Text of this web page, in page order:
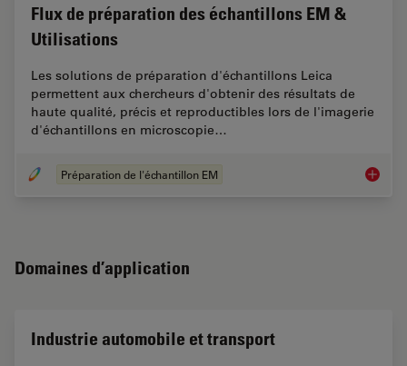
Flux de préparation des échantillons EM &
Utilisations
Les solutions de préparation d'échantillons Leica
permettent aux chercheurs d'obtenir des résultats de
haute qualité, précis et reproductibles lors de l'imagerie
d'échantillons en microscopie…
Préparation de l'échantillon EM Flux de
Domaines d’application
Industrie automobile et transport